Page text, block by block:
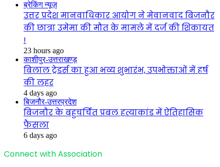
ब्रेकिंग न्यूज़
उत्तर प्रदेश मानवाधिकार आयोग ने मेवानवाद बिजनौर
की छात्रा उमेमा की मौत के मामले में दर्ज की शिकायत
!
23 hours ago
काशीपुर-उत्तराखण्ड़
बिलाल ट्रेडर्स का हुआ भव्य शुभारंभ, उपभोक्ताओं में हर्ष
की लहर
4 days ago
बिजनौर-उत्तरप्रदेश
बिजनौर के बहुचर्चित प्रबल हत्याकांड में ऐतिहासिक
फैसला
6 days ago
Connect with Association